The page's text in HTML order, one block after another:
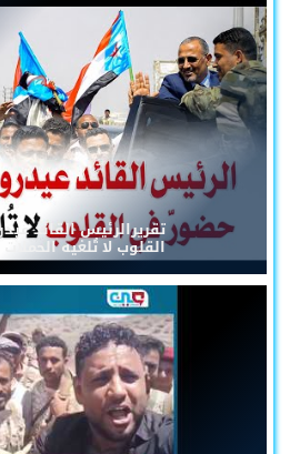
تقريرالرئيس القائد
القلوب لا تُلغيه الحملات